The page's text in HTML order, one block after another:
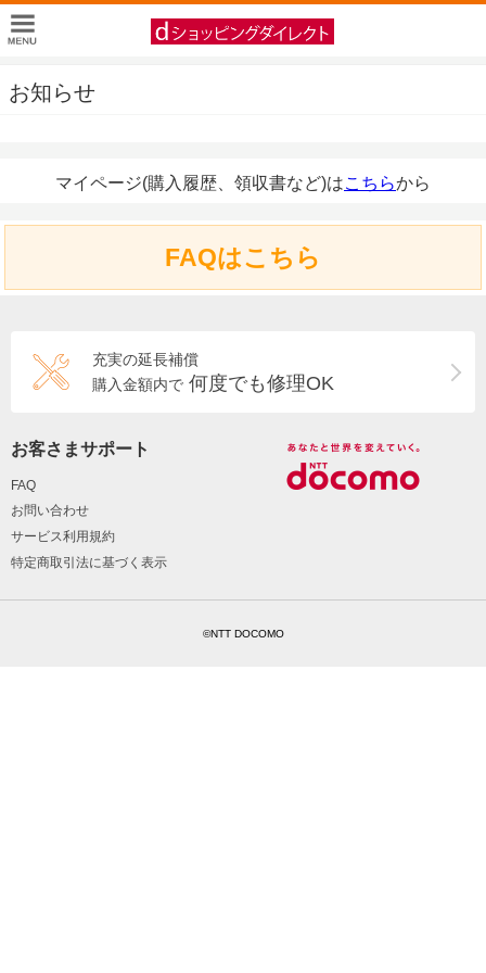
お知らせ
マイページ(購入履歴、領収書など)はこちらから
FAQはこちら
充実の延長補償
購入金額内で 何度でも修理OK
お客さまサポート
FAQ
お問い合わせ
サービス利用規約
特定商取引法に基づく表示
©NTT DOCOMO